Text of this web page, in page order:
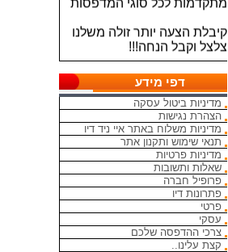
צלצל וקבל הנחה!!!
מתחייבים להיות הכי זולים
בארץ בראשי הדיו והטונרים
התואמים, יש אפשרות למשלוח
מהיום להיום
המחירים באתר אינם סופיים,יש
הנחה על קניה כמותית פרטים
במרכז ההזמנות
מאמינים אך ורק ביחס אישי
הוגן ובהקשבה
ללקוחות.בזכותכם הצלחתנו
דפי מידע
מדיניות ביטול עסקה
הצהרת נגישות
מדיניות משלוח באתר איי ניד דיו
תנאי שימוש ותקנון אתר
מדיניות פרטיות
שאלות ותשובות
פרופיל חברה
פתרונות דיו
פרטי
עסקי
צרכי ההדפסה שלכם
קצת עלינו..